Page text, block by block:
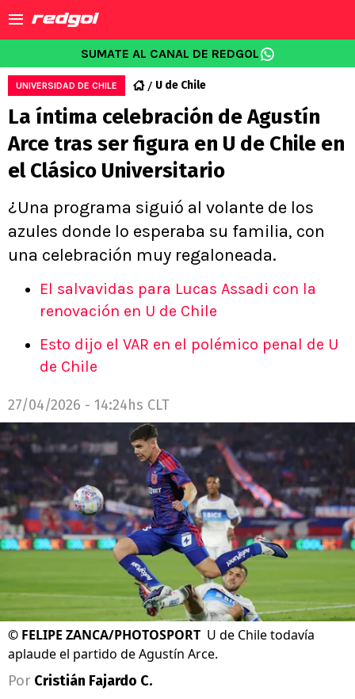
SUMATE AL CANAL DE REDGOL
UNIVERSIDAD DE CHILE U de Chile
La íntima celebración de Agustín
Arce tras ser figura en U de Chile en
el Clásico Universitario
¿Una programa siguió al volante de los
azules donde lo esperaba su familia, con
una celebración muy regaloneada.
El salvavidas para Lucas Assadi con la
renovación en U de Chile
Esto dijo el VAR en el polémico penal de U
de Chile
27/04/2026 - 14:24hs CLT
© FELIPE ZANCA/PHOTOSPORT U de Chile todavía
aplaude el partido de Agustín Arce.
Por Cristián Fajardo C.